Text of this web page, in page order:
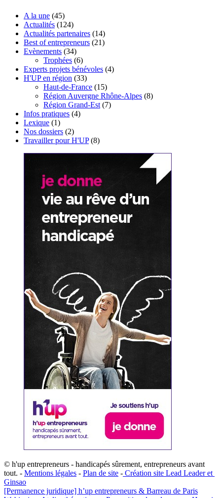
A la une (45)
Actualités (124)
Actualités partenaires (14)
Best of entrepreneurs (21)
Evènements (34)
Trophées (6)
Experts projets bénévoles (4)
H'UP en région (33)
Haut-de-France (15)
Région Auvergne Rhône-Alpes (8)
Région Grand-Est (7)
Infos pratiques (4)
Lexique (1)
Nos dossiers (2)
Travailler pour H'UP(8)
© h'up entrepreneurs - handicapés sûrement, entrepreneurs avant
tout. - Mentions légales - Plan de site - ​Création site ​​Lead Leader​ et ​
G​insao
[Permanence juridique] h’up entrepreneurs & Barreau de Paris